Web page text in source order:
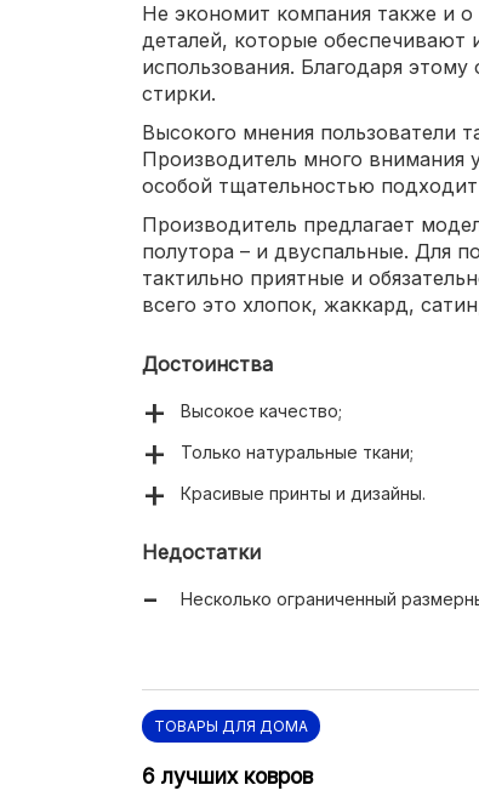
Не экономит компания также и
деталей, которые обеспечивают
использования. Благодаря
стирки.
Высокого мнения пользователи
Производитель много внимания
особой тщательностью
Производитель предлагает
полутора – и двуспальные. Для
тактильно приятные и
всего это хлопок, жаккард,
Достоинства
Высокое качество;
Только натуральные ткани;
Красивые принты и дизайны.
Недостатки
Несколько ограниченный
ТОВАРЫ ДЛЯ ДОМА
6 лучших ковров